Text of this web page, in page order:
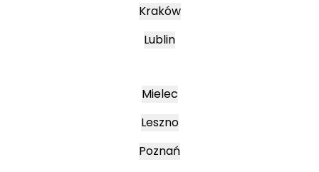
Kraków
Lublin
Mielec
Leszno
Poznań